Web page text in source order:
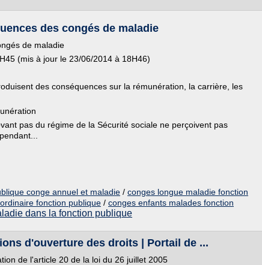
des congés de maladie
de maladie
(mis à jour le 23/06/2014 à 18H46)
des conséquences sur la rémunération, la carrière, les
pas du régime de la Sécurité sociale ne perçoivent pas
conge annuel et maladie / conges longue maladie fonction
fonction publique / conges enfants malades fonction
dans la fonction publique
d'ouverture des droits | Portail de ...
de l'article 20 de la loi du 26 juillet 2005